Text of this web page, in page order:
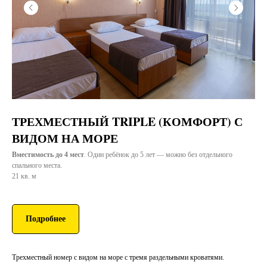
ТРЕХМЕСТНЫЙ TRIPLE (КОМФОРТ) С
ВИДОМ НА МОРЕ
Вместимость до 4 мест. Один ребёнок до 5 лет — можно без отдельного
спального места.
21 кв. м
Подробнее
Трехместный номер с видом на море с тремя раздельными кроватями.